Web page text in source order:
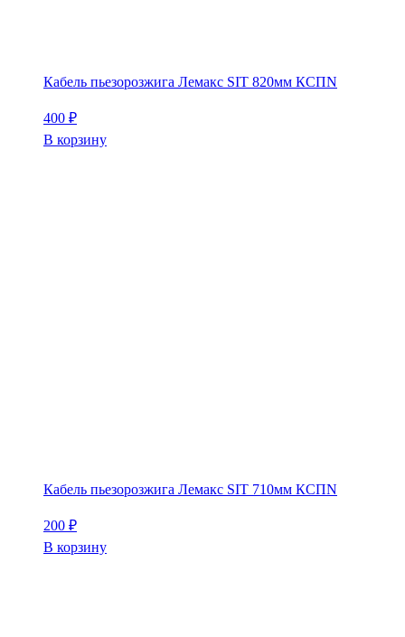
Кабель пьезорозжига Лемакс SIT 820мм КСПN
400 ₽
В корзину
Кабель пьезорозжига Лемакс SIT 710мм КСПN
200 ₽
В корзину